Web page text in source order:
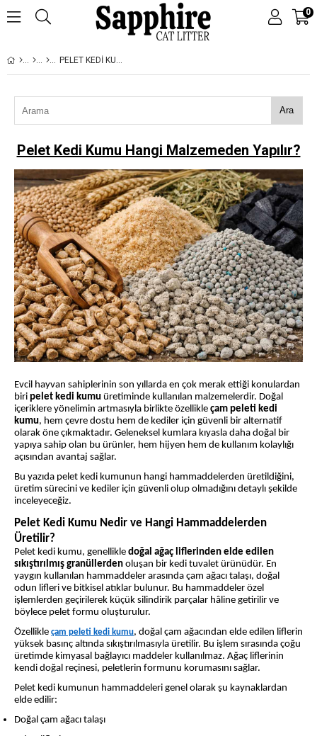
0
PELET KEDI KUMU HANGI MALZEMEDEN YAPILIR?
Ara
Pelet Kedi Kumu Hangi Malzemeden Yapılır?
Evcil hayvan sahiplerinin son yıllarda en çok merak ettiği konulardan
biri pelet kedi kumu üretiminde kullanılan malzemelerdir. Doğal
içeriklere yönelimin artmasıyla birlikte özellikle çam peleti kedi
kumu, hem çevre dostu hem de kediler için güvenli bir alternatif
olarak öne çıkmaktadır. Geleneksel kumlara kıyasla daha doğal bir
yapıya sahip olan bu ürünler, hem hijyen hem de kullanım kolaylığı
açısından avantaj sağlar.
Bu yazıda pelet kedi kumunun hangi hammaddelerden üretildiğini,
üretim sürecini ve kediler için güvenli olup olmadığını detaylı şekilde
inceleyeceğiz.
Pelet Kedi Kumu Nedir ve Hangi Hammaddelerden
Üretilir?
Pelet kedi kumu, genellikle doğal ağaç liflerinden elde edilen
sıkıştırılmış granüllerden oluşan bir kedi tuvalet ürünüdür. En
yaygın kullanılan hammaddeler arasında çam ağacı talaşı, doğal
odun lifleri ve bitkisel atıklar bulunur. Bu hammaddeler özel
işlemlerden geçirilerek küçük silindirik parçalar hâline getirilir ve
böylece pelet formu oluşturulur.
Özellikle çam peleti kedi kumu, doğal çam ağacından elde edilen liflerin
yüksek basınç altında sıkıştırılmasıyla üretilir. Bu işlem sırasında çoğu
üretimde kimyasal bağlayıcı maddeler kullanılmaz. Ağaç liflerinin
kendi doğal reçinesi, peletlerin formunu korumasını sağlar.
Pelet kedi kumunun hammaddeleri genel olarak şu kaynaklardan
elde edilir:
Doğal çam ağacı talaşı